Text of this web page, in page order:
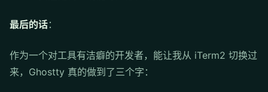
最后的话：
作为一个对工具有洁癖的开发者，能让我从 iTerm2 切换过
来，Ghostty 真的做到了三个字：